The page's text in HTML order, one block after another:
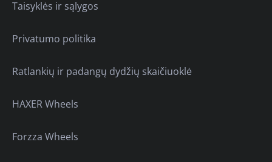
Taisyklės ir sąlygos
Privatumo politika
Ratlankių ir padangų dydžių skaičiuoklė
HAXER Wheels
Forzza Wheels